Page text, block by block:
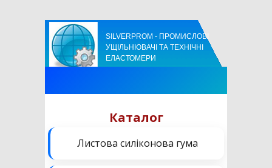
SILVERPROM - ПРОМИСЛОВІ
УЩІЛЬНЮВАЧІ ТА ТЕХНІЧНІ
ЕЛАСТОМЕРИ
Каталог
Листова силіконова гума